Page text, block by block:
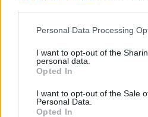
Please note that this website/app
not limited to your visit or usage
grant or deny consent to Google
use your data for below specified
consent section.
Personal Data Processing
I want to opt-out of the
personal data.
Opted In
I want to opt-out of the Sale
Personal Data.
Opted In
στιγμές
το
07/OCT/25
Ο Δημήτρης Κατσίβελης μίλησε
επί της VEF Ρίγα στη Λετονία